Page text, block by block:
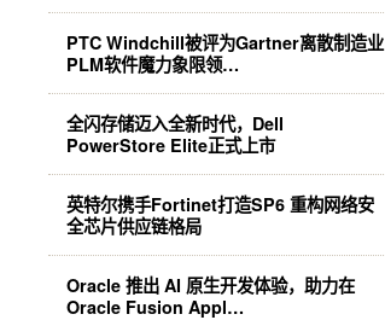
PTC Windchill被评为Gartner离散制造业
PLM软件魔力象限领…
全闪存储迈入全新时代，Dell
PowerStore Elite正式上市
英特尔携手Fortinet打造SP6 重构网络安
全芯片供应链格局
Oracle 推出 AI 原生开发体验，助力在
Oracle Fusion Appl…